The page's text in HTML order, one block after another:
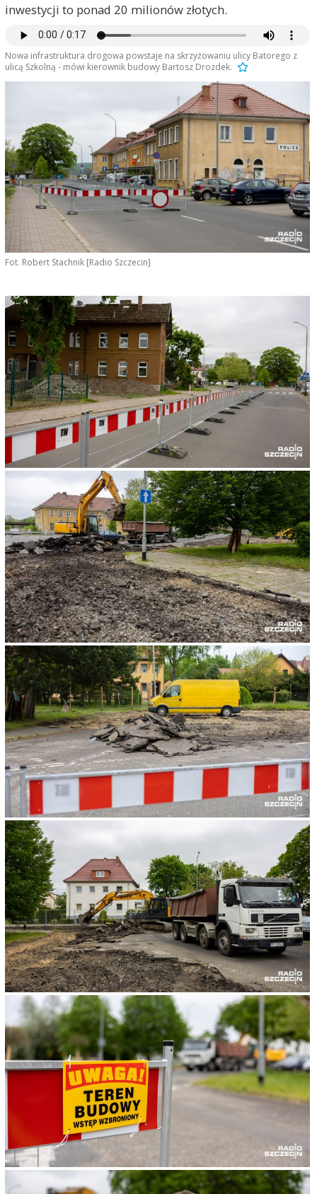
inwestycji to ponad 20 milionów złotych.
Nowa infrastruktura drogowa powstaje na skrzyżowaniu ulicy Batorego z
ulicą Szkolną - mówi kierownik budowy Bartosz Drozdek.
Fot. Robert Stachnik [Radio Szczecin]